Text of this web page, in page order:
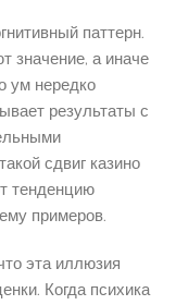
паттерн.
значение, а иначе
ум нередко
результаты с
сдвиг казино
тенденцию
примеров.
эта иллюзия
Когда психика